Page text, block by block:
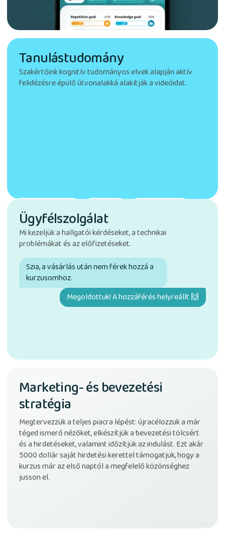
Tanulástudomány
Szakértőink kognitív tudományos elvek alapján aktív
felidézésre épülő útvonalakká alakítják a videóidat.
Tanulási útvonalak Időszakos ismétlés
Ügyfélszolgálat
Mi kezeljük a hallgatói kérdéseket, a technikai
problémákat és az előfizetéseket.
Szia, a vásárlás után nem férek hozzá a
kurzusomhoz.
Megoldottuk! A hozzáférés helyreállt 🙌
Marketing- és bevezetési
stratégia
Megtervezzük a teljes piacra lépést: újracélozzuk a már
téged ismerő nézőket, elkészítjük a bevezetési tölcsért
és a hirdetéseket, valamint időzítjük az indulást. Ezt akár
5000 dollár saját hirdetési kerettel támogatjuk, hogy a
kurzus már az első naptól a megfelelő közönséghez
jusson el.